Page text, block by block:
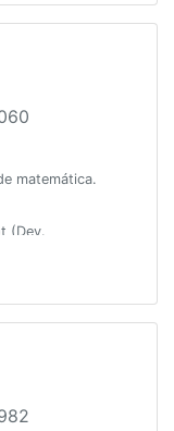
matemática.
(Dev.